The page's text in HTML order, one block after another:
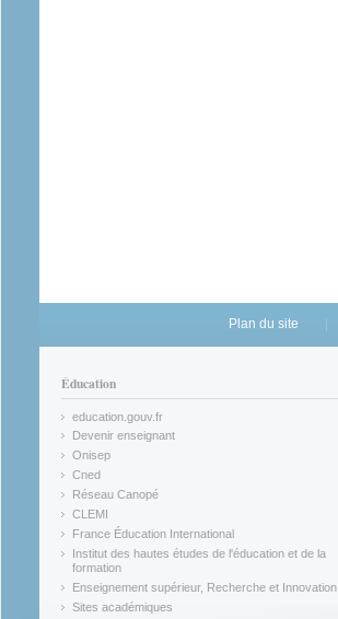
Plan du site
Éducation
education.gouv.fr
(link is external)
Devenir enseignant
(link is external)
Onisep
(link is external)
Cned
(link is external)
Réseau Canopé
(link is external)
CLEMI
(link is external)
France Éducation International
(link is external)
Institut des hautes études de l'éducation et de la
formation
(link is external)
Enseignement supérieur, Recherche et Innovation
(link is external)
Sites académiques